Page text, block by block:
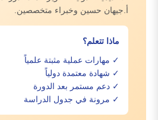
أ.جيهان حسين وخبراء متخصصين.
ماذا تتعلم؟
✓ مهارات عملية مثبتة علمياً
✓ شهادة معتمدة دولياً
✓ دعم مستمر بعد الدورة
✓ مرونة في جدول الدراسة